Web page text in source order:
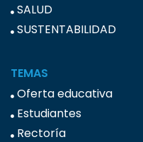
SALUD
SUSTENTABILIDAD
TEMAS
Oferta educativa
Estudiantes
Rectoría